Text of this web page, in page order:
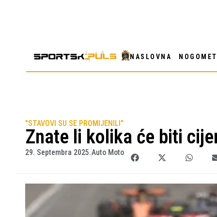
NASLOVNA NOGOMET
"STAVOVI SU SE PROMIJENILI"
Znate li kolika će biti
29. Septembra 2025.Auto Moto